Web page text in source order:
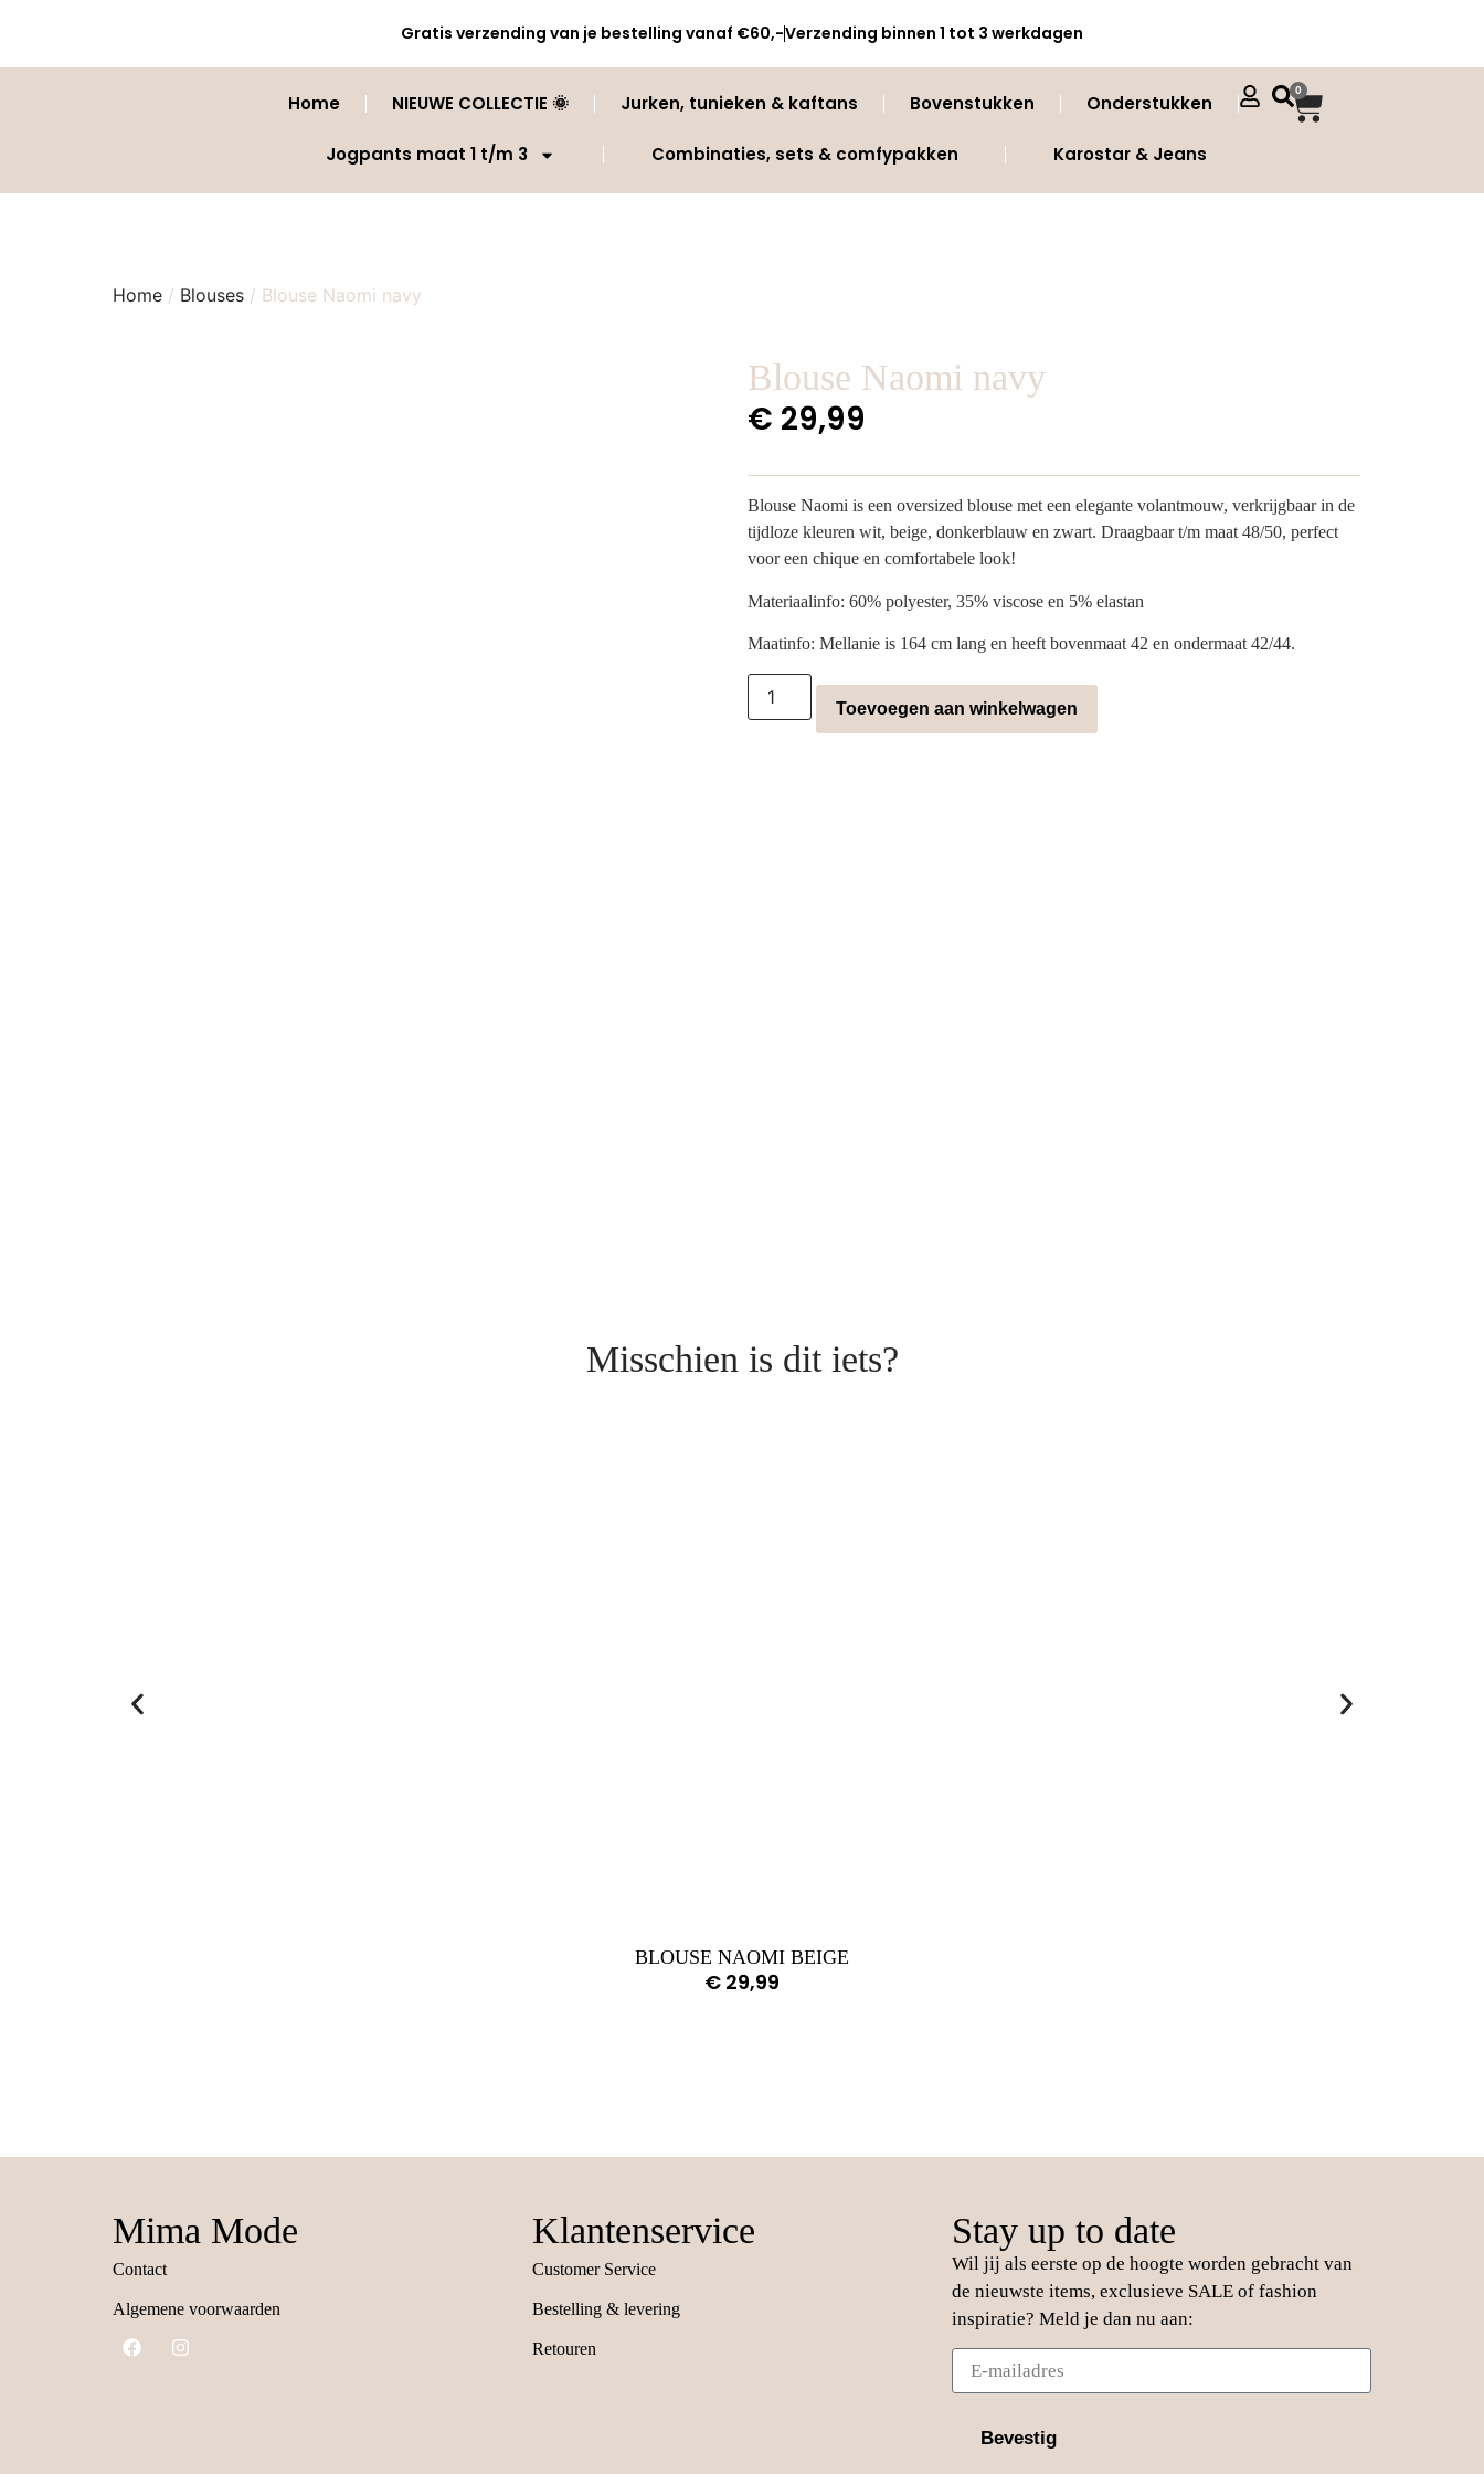
Gratis verzending van je bestelling vanaf €60,-Verzending binnen 1 tot 3 werkdagen
Home NIEUWE COLLECTIE 🌞 Jurken, tunieken & kaftans Bovenstukken Onderstukken
Jogpants maat 1 t/m 3 Combinaties, sets & comfypakken Karostar & Jeans
0
Home / Blouses / Blouse Naomi navy
Blouse Naomi navy
€ 29,99
Blouse Naomi is een oversized blouse met een elegante volantmouw, verkrijgbaar in de
tijdloze kleuren wit, beige, donkerblauw en zwart. Draagbaar t/m maat 48/50, perfect
voor een chique en comfortabele look!
Materiaalinfo: 60% polyester, 35% viscose en 5% elastan
Maatinfo: Mellanie is 164 cm lang en heeft bovenmaat 42 en ondermaat 42/44.
Toevoegen aan winkelwagen
Misschien is dit iets?
BLOUSE NAOMI BEIGE
€ 29,99
Mima Mode
Contact
Algemene voorwaarden
Klantenservice
Customer Service
Bestelling & levering
Retouren
Stay up to date
Wil jij als eerste op de hoogte worden gebracht van
de nieuwste items, exclusieve SALE of fashion
inspiratie? Meld je dan nu aan:
Bevestig